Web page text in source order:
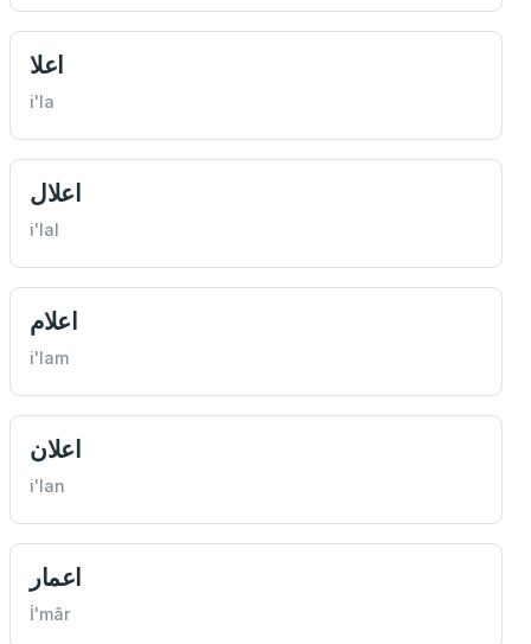
اعلا
i'la
اعلال
i'lal
اعلام
i'lam
اعلان
i'lan
اعمار
İ'mâr